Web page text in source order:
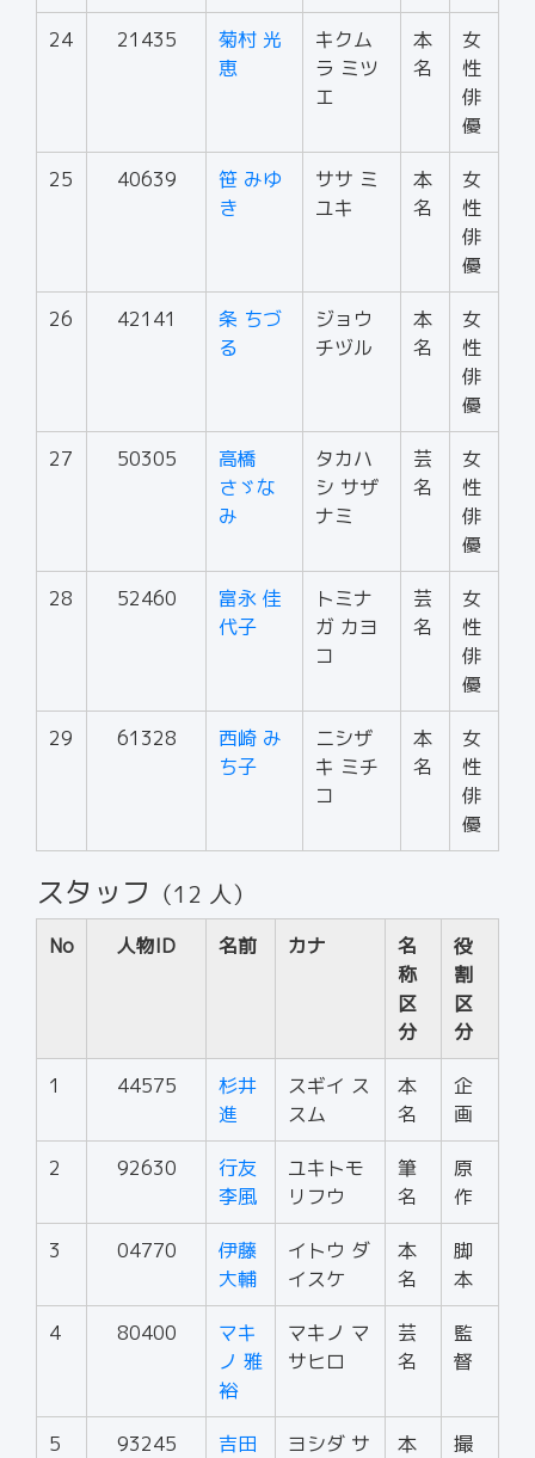
24 21435
菊村 光
恵
キクム
ラ ミツ
エ
本
名
女
性
俳
優
25 40639
笹 みゆ
き
ササ ミ
ユキ
本
名
女
性
俳
優
26 42141
条 ちづ
る
ジョウ
チヅル
本
名
女
性
俳
優
27 50305
高橋
さゞな
み
タカハ
シ サザ
ナミ
芸
名
女
性
俳
優
28 52460
富永 佳
代子
トミナ
ガ カヨ
コ
芸
名
女
性
俳
優
29 61328
西崎 み
ち子
ニシザ
キ ミチ
コ
本
名
女
性
俳
優
スタッフ （12 人）
No 人物ID 名前 カナ
名
称
区
分
役
割
区
分
1 44575
杉井
進
スギイ ス
スム
本
名
企
画
2 92630
行友
李風
ユキトモ
リフウ
筆
名
原
作
3 04770
伊藤
大輔
イトウ ダ
イスケ
本
名
脚
本
4 80400
マキ
ノ 雅
裕
マキノ マ
サヒロ
芸
名
監
督
5 93245
吉田
ヨシダ サ
本
撮